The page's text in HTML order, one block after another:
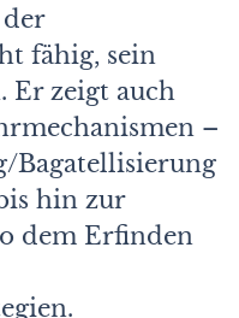
fähig, sein
Er zeigt auch
–
Bagatellisierung
hin zur
dem Erfinden